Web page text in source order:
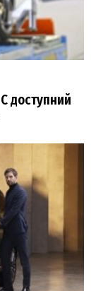
доступний